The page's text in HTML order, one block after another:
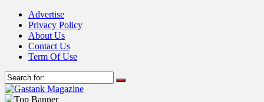
Advertise
Privacy Policy
About Us
Contact Us
Term Of Use